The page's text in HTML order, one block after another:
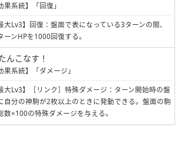
果系統】「回復」
大Lv3】回復：盤面で表になっている3ターンの間、
ーンHPを1000回復する。
んこなす！
果系統】「ダメージ」
大Lv3】［リンク］特殊ダメージ：ターン開始時の盤
自分の神駒が2枚以上のときに発動できる。盤面の駒
数×100の特殊ダメージを与える。